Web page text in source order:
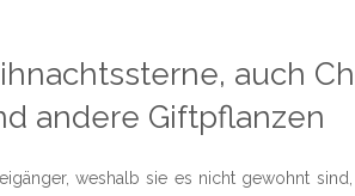
auch
andere Giftpflanzen
weshalb sie es nicht gewohnt